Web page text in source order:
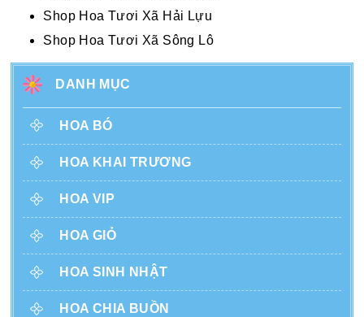
Shop Hoa Tươi Xã Hải Lựu
Shop Hoa Tươi Xã Sông Lô
DANH MỤC
HOA BÓ
HOA KHAI TRƯƠNG
HOA VIP
HOA GIỎ
HOA SINH NHẬT
HOA CHIA BUỒN